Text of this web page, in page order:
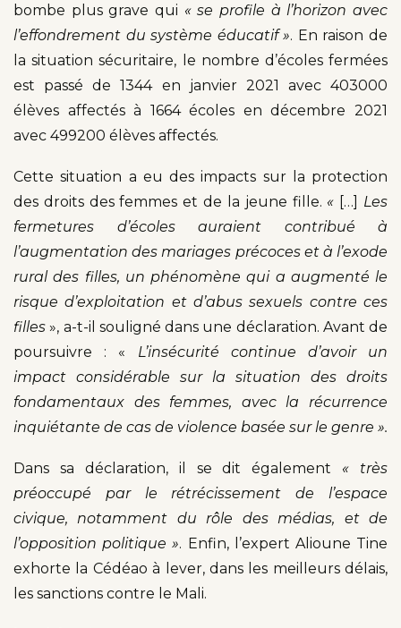
bombe plus grave qui « se profile à l’horizon avec
l’effondrement du système éducatif ». En raison de
la situation sécuritaire, le nombre d’écoles fermées
est passé de 1344 en janvier 2021 avec 403000
élèves affectés à 1664 écoles en décembre 2021
avec 499200 élèves affectés.
Cette situation a eu des impacts sur la protection
des droits des femmes et de la jeune fille. « […] Les
fermetures d’écoles auraient contribué à
l’augmentation des mariages précoces et à l’exode
rural des filles, un phénomène qui a augmenté le
risque d’exploitation et d’abus sexuels contre ces
filles», a-t-il souligné dans une déclaration. Avant de
poursuivre : « L’insécurité continue d’avoir un
impact considérable sur la situation des droits
fondamentaux des femmes, avec la récurrence
inquiétante de cas de violence basée sur le genre ».
Dans sa déclaration, il se dit également « très
préoccupé par le rétrécissement de l’espace
civique, notamment du rôle des médias, et de
l’opposition politique ». Enfin, l’expert Alioune Tine
exhorte la Cédéao à lever, dans les meilleurs délais,
les sanctions contre le Mali.